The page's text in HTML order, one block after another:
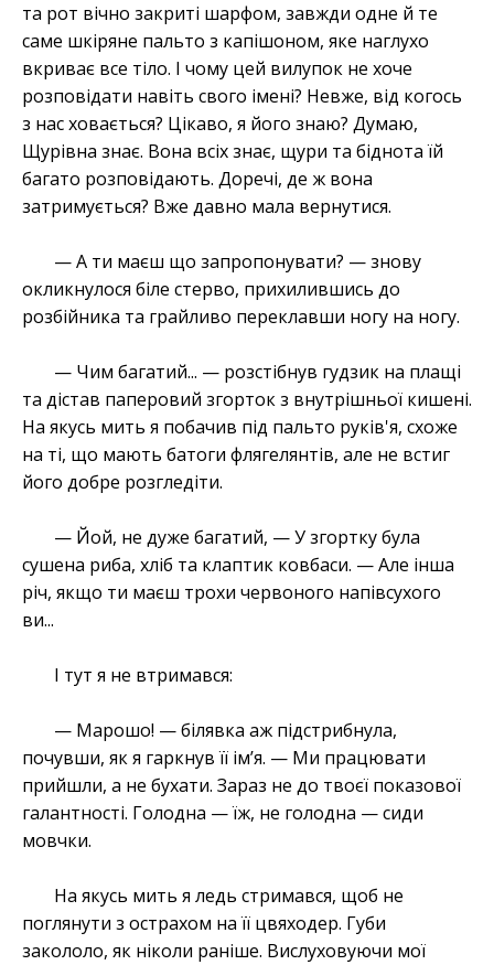
та рот вічно закриті шарфом, завжди одне й те
саме шкіряне пальто з капішоном, яке наглухо
вкриває все тіло. І чому цей вилупок не хоче
розповідати навіть свого імені? Невже, від когось
з нас ховається? Цікаво, я його знаю? Думаю,
Щурівна знає. Вона всіх знає, щури та біднота їй
багато розповідають. Доречі, де ж вона
затримується? Вже давно мала вернутися.
— А ти маєш що запропонувати? — знову
окликнулося біле стерво, прихилившись до
розбійника та грайливо переклавши ногу на ногу.
— Чим багатий... — розстібнув гудзик на плащі
та дістав паперовий згорток з внутрішньої кишені.
На якусь мить я побачив під пальто руків'я, схоже
на ті, що мають батоги флягелянтів, але не встиг
його добре розгледіти.
— Йой, не дуже багатий, — У згортку була
сушена риба, хліб та клаптик ковбаси. — Але інша
річ, якщо ти маєш трохи червоного напівсухого
ви...
І тут я не втримався:
— Марошо! — білявка аж підстрибнула,
почувши, як я гаркнув її ім’я. — Ми працювати
прийшли, а не бухати. Зараз не до твоєї показової
галантності. Голодна — їж, не голодна — сиди
мовчки.
На якусь мить я ледь стримався, щоб не
поглянути з острахом на її цвяходер. Губи
закололо, як ніколи раніше. Вислуховуючи мої